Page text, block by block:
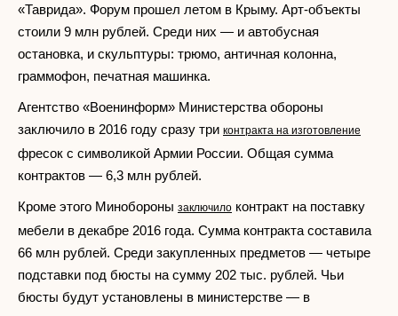
«Таврида». Форум прошел летом в Крыму. Арт-объекты
стоили 9 млн рублей. Среди них — и автобусная
остановка, и скульптуры: трюмо, античная колонна,
граммофон, печатная машинка.
Агентство «Военинформ» Министерства обороны
заключило в 2016 году сразу три контракта на изготовление
фресок с символикой Армии России. Общая сумма
контрактов — 6,3 млн рублей.
Кроме этого Минобороны заключило контракт на поставку
мебели в декабре 2016 года. Сумма контракта составила
66 млн рублей. Среди закупленных предметов — четыре
подставки под бюсты на сумму 202 тыс. рублей. Чьи
бюсты будут установлены в министерстве — в